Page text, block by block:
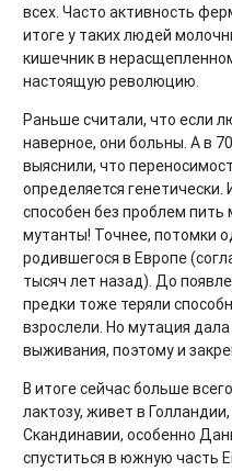
всех. Часто активность
итоге у таких людей
кишечник в
настоящую революцию.
Раньше считали, что если
наверное, они больны. А в
выяснили, что
определяется генетически.
способен без проблем пить
мутанты! Точнее, потомки
родившегося в Европе
тысяч лет назад). До
предки тоже теряли
взрослели. Но мутация
выживания, поэтому и
В итоге сейчас больше
лактозу, живет в
Скандинавии, особенно
спуститься в южную часть